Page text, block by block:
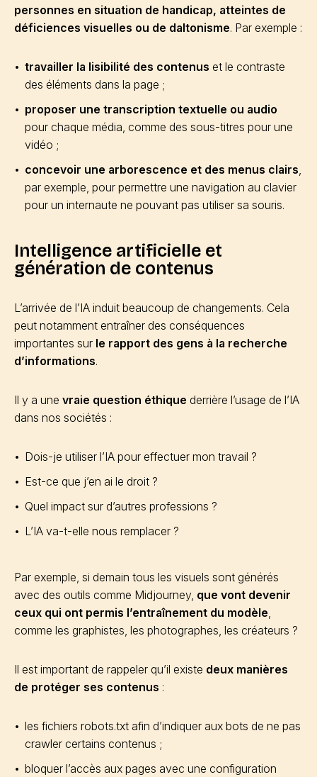
personnes en situation de handicap, atteintes de
déficiences visuelles ou de daltonisme. Par exemple :
travailler la lisibilité des contenus et le contraste
des éléments dans la page ;
proposer une transcription textuelle ou audio
pour chaque média, comme des sous-titres pour une
vidéo ;
concevoir une arborescence et des menus clairs,
par exemple, pour permettre une navigation au clavier
pour un internaute ne pouvant pas utiliser sa souris.
Intelligence artificielle et
génération de contenus
L’arrivée de l’IA induit beaucoup de changements. Cela
peut notamment entraîner des conséquences
importantes sur le rapport des gens à la recherche
d’informations.
Il y a une vraie question éthique derrière l’usage de l’IA
dans nos sociétés :
Dois-je utiliser l’IA pour effectuer mon travail ?
Est-ce que j’en ai le droit ?
Quel impact sur d’autres professions ?
L’IA va-t-elle nous remplacer ?
Par exemple, si demain tous les visuels sont générés
avec des outils comme Midjourney, que vont devenir
ceux qui ont permis l’entraînement du modèle,
comme les graphistes, les photographes, les créateurs ?
Il est important de rappeler qu’il existe deux manières
de protéger ses contenus :
les fichiers robots.txt afin d’indiquer aux bots de ne pas
crawler certains contenus ;
bloquer l’accès aux pages avec une configuration